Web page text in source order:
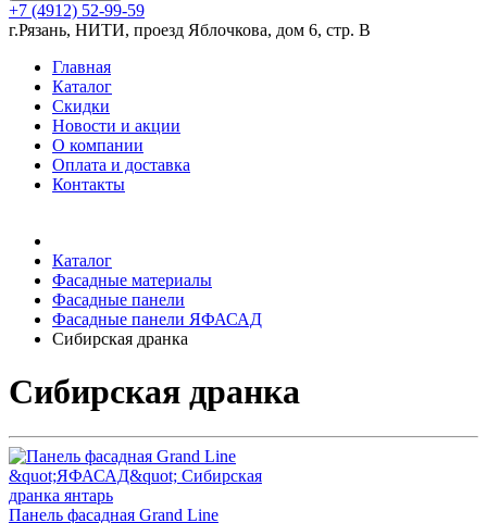
+7 (4912) 52-99-59
г.Рязань, НИТИ, проезд Яблочкова, дом 6, стр. В
Главная
Каталог
Скидки
Новости и акции
О компании
Оплата и доставка
Контакты
Каталог
Фасадные материалы
Фасадные панели
Фасадные панели ЯФАСАД
Сибирская дранка
Сибирская дранка
Панель фасадная Grand Line